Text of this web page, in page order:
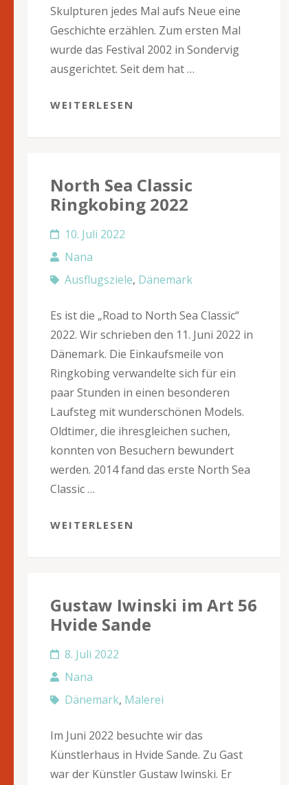
Skulpturen jedes Mal aufs Neue eine
Geschichte erzählen. Zum ersten Mal
wurde das Festival 2002 in Sondervig
ausgerichtet. Seit dem hat …
WEITERLESEN
North Sea Classic
Ringkobing 2022
10. Juli 2022
Nana
Ausflugsziele, Dänemark
Es ist die „Road to North Sea Classic“
2022. Wir schrieben den 11. Juni 2022 in
Dänemark. Die Einkaufsmeile von
Ringkobing verwandelte sich für ein
paar Stunden in einen besonderen
Laufsteg mit wunderschönen Models.
Oldtimer, die ihresgleichen suchen,
konnten von Besuchern bewundert
werden. 2014 fand das erste North Sea
Classic …
WEITERLESEN
Gustaw Iwinski im Art 56
Hvide Sande
8. Juli 2022
Nana
Dänemark, Malerei
Im Juni 2022 besuchte wir das
Künstlerhaus in Hvide Sande. Zu Gast
war der Künstler Gustaw Iwinski. Er